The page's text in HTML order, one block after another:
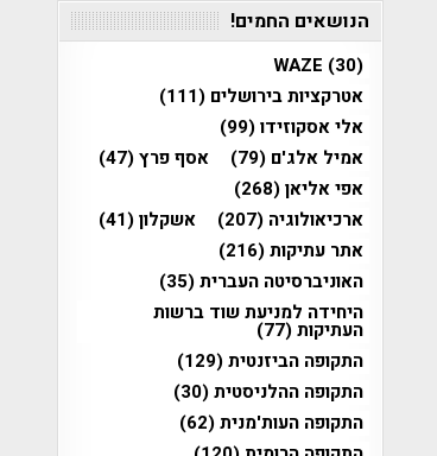
הנושאים החמים!
WAZE (30)
אטרקציות בירושלים (111)
אלי אסקוזידו(99)
אמיל אלג'ם (79) אסף פרץ(47)
אפי אליאן(268)
ארכיאולוגיה (207) אשקלון(41)
אתר עתיקות(216)
האוניברסיטה העברית(35)
היחידה למניעת שוד ברשות
העתיקות(77)
התקופה הביזנטית(129)
התקופה ההלניסטית(30)
התקופה העות'מנית(62)